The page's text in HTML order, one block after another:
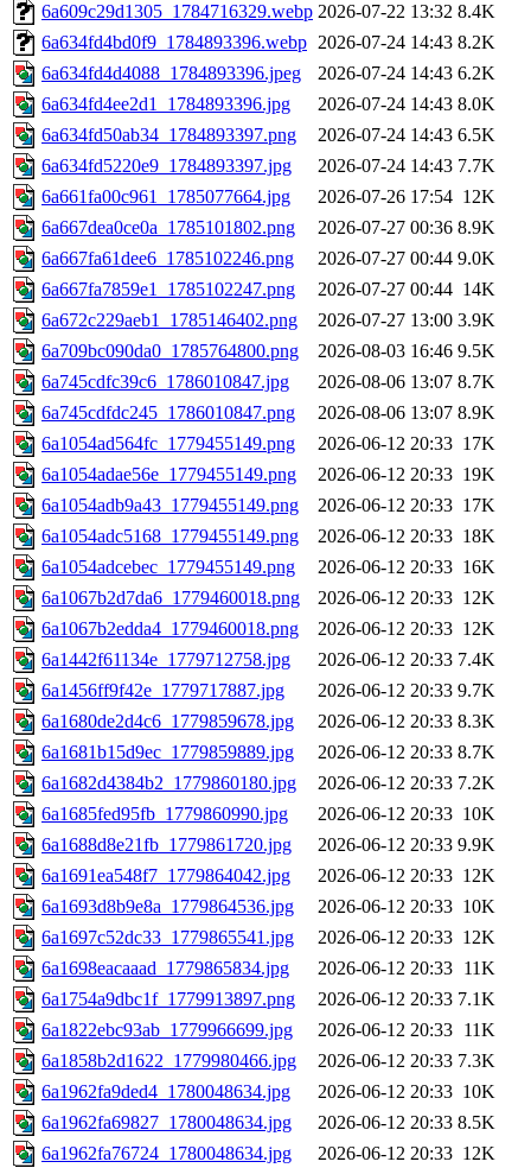
6a609c29d1305_1784716329.webp 2026-07-22 13:32 8.4K
6a634fd4bd0f9_1784893396.webp 2026-07-24 14:43 8.2K
6a634fd4d4088_1784893396.jpeg
2026-07-24 14:43 6.2K
6a634fd4ee2d1_1784893396.jpg
2026-07-24 14:43 8.0K
6a634fd50ab34_1784893397.png
2026-07-24 14:43 6.5K
6a634fd5220e9_1784893397.jpg
2026-07-24 14:43 7.7K
6a661fa00c961_1785077664.jpg
2026-07-26 17:54 12K
6a667dea0ce0a_1785101802.png
2026-07-27 00:36 8.9K
6a667fa61dee6_1785102246.png
2026-07-27 00:44 9.0K
6a667fa7859e1_1785102247.png
2026-07-27 00:44 14K
6a672c229aeb1_1785146402.png
2026-07-27 13:00 3.9K
6a709bc090da0_1785764800.png
2026-08-03 16:46 9.5K
6a745cdfc39c6_1786010847.jpg
2026-08-06 13:07 8.7K
6a745cdfdc245_1786010847.png
2026-08-06 13:07 8.9K
6a1054ad564fc_1779455149.png
2026-06-12 20:33 17K
6a1054adae56e_1779455149.png
2026-06-12 20:33 19K
6a1054adb9a43_1779455149.png
2026-06-12 20:33 17K
6a1054adc5168_1779455149.png
2026-06-12 20:33 18K
6a1054adcebec_1779455149.png
2026-06-12 20:33 16K
6a1067b2d7da6_1779460018.png
2026-06-12 20:33 12K
6a1067b2edda4_1779460018.png
2026-06-12 20:33 12K
6a1442f61134e_1779712758.jpg
2026-06-12 20:33 7.4K
6a1456ff9f42e_1779717887.jpg
2026-06-12 20:33 9.7K
6a1680de2d4c6_1779859678.jpg
2026-06-12 20:33 8.3K
6a1681b15d9ec_1779859889.jpg
2026-06-12 20:33 8.7K
6a1682d4384b2_1779860180.jpg
2026-06-12 20:33 7.2K
6a1685fed95fb_1779860990.jpg
2026-06-12 20:33 10K
6a1688d8e21fb_1779861720.jpg
2026-06-12 20:33 9.9K
6a1691ea548f7_1779864042.jpg
2026-06-12 20:33 12K
6a1693d8b9e8a_1779864536.jpg
2026-06-12 20:33 10K
6a1697c52dc33_1779865541.jpg
2026-06-12 20:33 12K
6a1698eacaaad_1779865834.jpg
2026-06-12 20:33 11K
6a1754a9dbc1f_1779913897.png
2026-06-12 20:33 7.1K
6a1822ebc93ab_1779966699.jpg
2026-06-12 20:33 11K
6a1858b2d1622_1779980466.jpg
2026-06-12 20:33 7.3K
6a1962fa9ded4_1780048634.jpg
2026-06-12 20:33 10K
6a1962fa69827_1780048634.jpg
2026-06-12 20:33 8.5K
6a1962fa76724_1780048634.jpg
2026-06-12 20:33 12K